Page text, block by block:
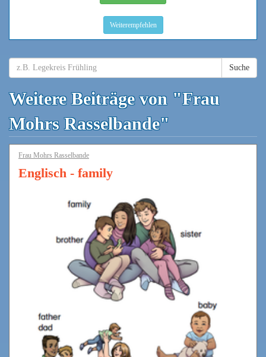
Weiterempfehlen
Suche
Weitere Beiträge von "Frau
Mohrs Rasselbande"
Frau Mohrs Rasselbande
Englisch - family